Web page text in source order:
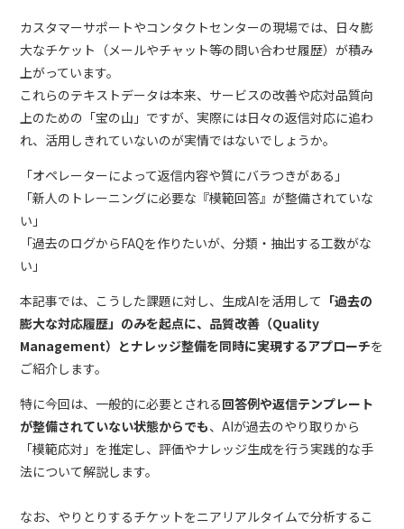
カスタマーサポートやコンタクトセンターの現場では、日々膨
大なチケット（メールやチャット等の問い合わせ履歴）が積み
上がっています。
これらのテキストデータは本来、サービスの改善や応対品質向
上のための「宝の山」ですが、実際には日々の返信対応に追わ
れ、活用しきれていないのが実情ではないでしょうか。
「オペレーターによって返信内容や質にバラつきがある」
「新人のトレーニングに必要な『模範回答』が整備されていな
い」
「過去のログからFAQを作りたいが、分類・抽出する工数がな
い」
本記事では、こうした課題に対し、生成AIを活用して 「過去の
膨大な対応履歴」のみを起点に、品質改善（Quality
Management）とナレッジ整備を同時に実現するアプローチを
ご紹介します。
特に今回は、一般的に必要とされる回答例や返信テンプレート
が整備されていない状態からでも、AIが過去のやり取りから
「模範応対」を推定し、評価やナレッジ生成を行う実践的な手
法について解説します。
なお、やりとりするチケットをニアリアルタイムで分析するこ